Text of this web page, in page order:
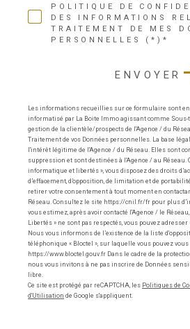
POLITIQUE DE
DES INFORMATIONS
TRAITEMENT DE MES
PERSONNELLES (*)*
ENVOYER
Les informations recueillies sur ce formulaire sont
informatisé par La Boite Immo agissant comme
gestion de la clientèle/prospects de l'Agence / du
Traitement de vos Données personnelles. La base
l'intérêt légitime de l'Agence / du Réseau. Elles sont
suppression et sont destinées à l'Agence / au Réseau.
informatique et libertés », vous disposez des droits
d’effacement, d’opposition, de limitation et de
retirer votre consentement à tout moment en
Réseau. Consultez le site https://cnil.fr/fr pour plus
vous estimez, après avoir contacté l'Agence / le
Libertés » ne sont pas respectés, vous pouvez
Nous vous informons de l’existence de la liste
téléphonique « Bloctel », sur laquelle vous pouvez
https://www.bloctel.gouv.fr Dans le cadre de la
nous vous invitons à ne pas inscrire de Données
libre.
Ce site est protégé par reCAPTCHA, les Politiques de
d'Utilisation de Google s'appliquent.